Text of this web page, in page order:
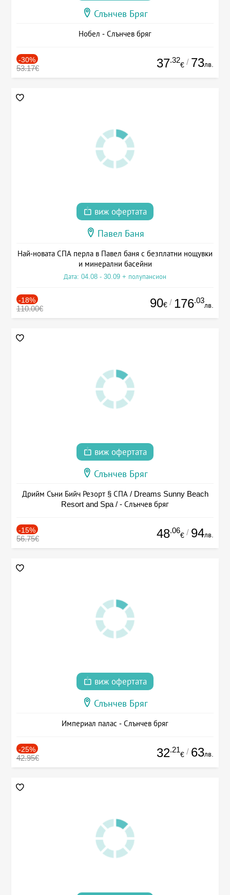
Слънчев Бряг
Нобел - Слънчев бряг
-30%
53.17€ 37.32
€ / 73лв.
виж офертата
Павел Баня
Най-новата СПА перла в Павел баня с безплатни нощувки
и минерални басейни
Дата: 04.08 - 30.09 + полупансион
-18%
110.00€ 90€ / 176.03
лв.
виж офертата
Слънчев Бряг
Дрийм Съни Бийч Резорт § СПА / Dreams Sunny Beach
Resort and Spa / - Слънчев бряг
-15%
56.75€ 48.06
€ / 94лв.
виж офертата
Слънчев Бряг
Империал палас - Слънчев бряг
-25%
42.95€ 32.21
€ / 63лв.